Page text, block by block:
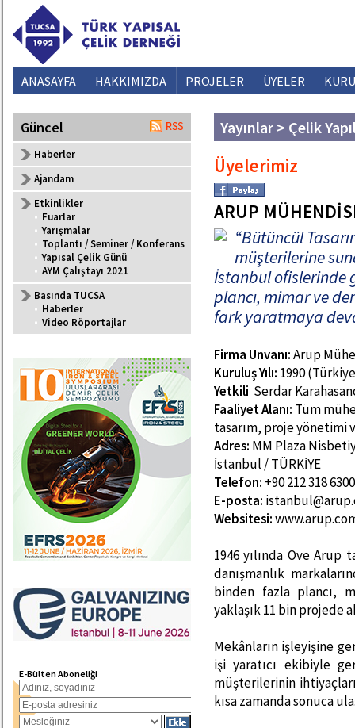
ANASAYFA HAKKIMIZDA PROJELER ÜYELER
Güncel
Haberler
Ajandam
Etkinlikler
• Fuarlar
• Yarışmalar
• Toplantı / Seminer / Konferans
• Yapısal Çelik Günü
• AYM Çalıştayı 2021
Basında TUCSA
• Haberler
• Video Röportajlar
E-Bülten Aboneliği
Yayınlar > Çelik
Üyelerimiz
ARUP
“Bütüncül
müşterilerine
İstanbul ofislerinde
plancı, mimar ve
fark yaratmaya
Firma Unvanı:Arup
Kuruluş Yılı: 1990
Yetkili Serdar
Faaliyet Alanı: Tüm
tasarım, proje yönetimi
Adres: MM Plaza
İstanbul / TÜRKİYE
Telefon: +90 212 318 6300
E-posta:
Websitesi:
1946 yılında Ove
danışmanlık
binden fazla plancı,
yaklaşık 11 bin projede
Mekânların işleyişine
işi yaratıcı ekibiyle
müşterilerinin
kısa zamanda sonuca